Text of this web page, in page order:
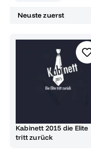
Kabinett 2015 die Elite
tritt zurück